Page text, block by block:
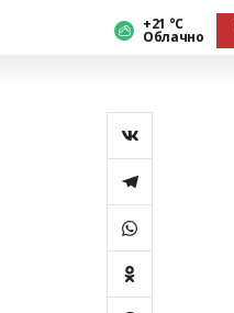
+21 °С
Облачно